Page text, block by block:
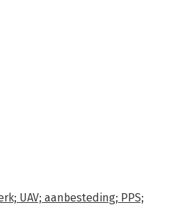
UAV; aanbesteding; PPS;